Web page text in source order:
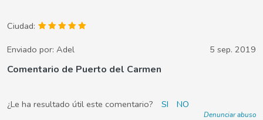
Ciudad:
Enviado por: Adel 5 sep. 2019
Comentario de Puerto del Carmen
¿Le ha resultado útil este comentario? SI NO
Denunciar abuso